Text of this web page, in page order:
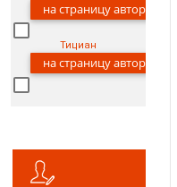
на страницу автора
Тициан
на страницу автора